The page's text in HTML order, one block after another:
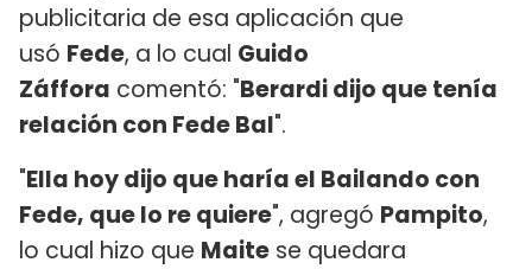
publicitaria de esa aplicación que
usó Fede, a lo cual Guido
Záffora comentó: "Berardi dijo que tenía
relación con Fede Bal".
"Ella hoy dijo que haría el Bailando con
Fede, que lo re quiere", agregó Pampito,
lo cual hizo que Maite se quedara